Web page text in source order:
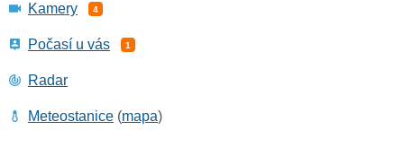
Kamery 4
Počasí u vás 1
Radar
Meteostanice (mapa)